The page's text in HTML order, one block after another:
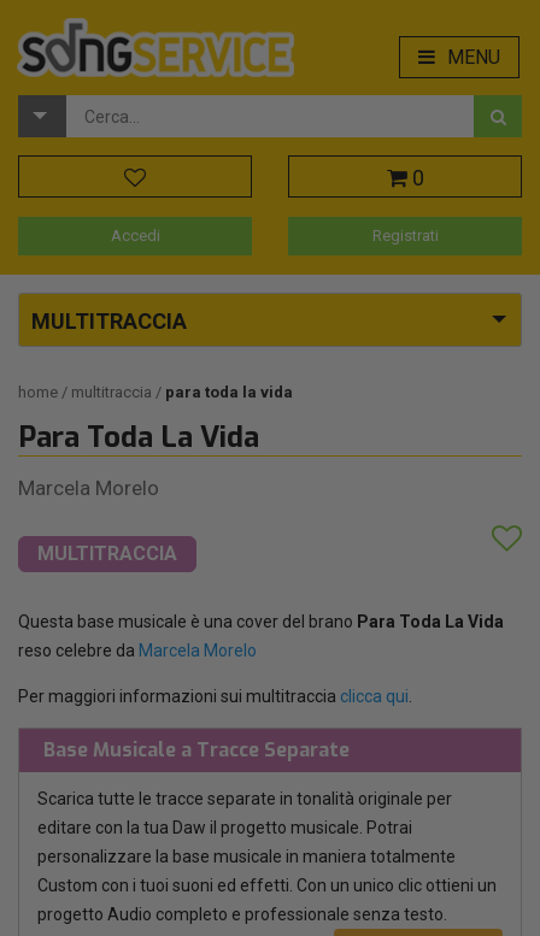
MENU
0
Accedi Registrati
MULTITRACCIA
home multitraccia para toda la vida
Para Toda La Vida
Marcela Morelo
MULTITRACCIA
Questa base musicale è una cover del brano Para Toda La Vida
reso celebre da Marcela Morelo
Per maggiori informazioni sui multitraccia clicca qui
Base Musicale a Tracce Separate
Scarica tutte le tracce separate in tonalità originale per
editare con la tua Daw il progetto musicale. Potrai
personalizzare la base musicale in maniera totalmente
Custom con i tuoi suoni ed effetti. Con un unico clic ottieni un
progetto Audio completo e professionale senza testo.